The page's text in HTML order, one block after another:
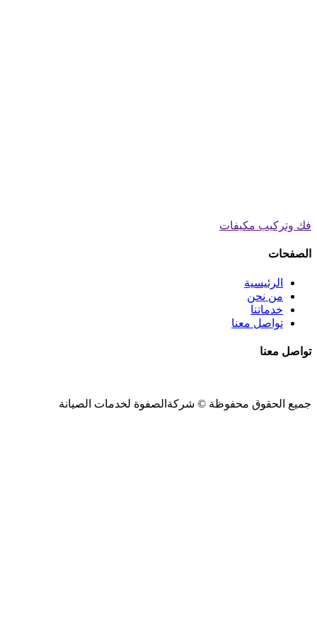
فك وتركيب مكيفات
الصفحات
الرئيسية
من نحن
خدماتنا
تواصل معنا
تواصل معنا
جميع الحقوق محفوظة © شركةالصفوة لخدمات الصيانة